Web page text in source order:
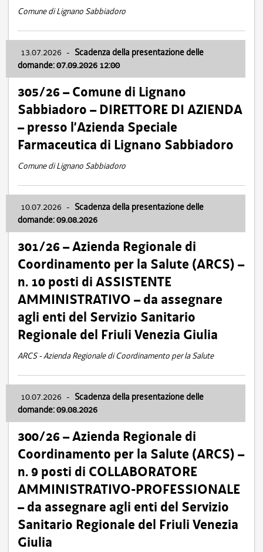
Comune di Lignano Sabbiadoro
13.07.2026 - Scadenza della presentazione delle
domande: 07.09.2026 12:00
305/26 – Comune di Lignano
Sabbiadoro – DIRETTORE DI AZIENDA
– presso l’Azienda Speciale
Farmaceutica di Lignano Sabbiadoro
Comune di Lignano Sabbiadoro
10.07.2026 - Scadenza della presentazione delle
domande: 09.08.2026
301/26 – Azienda Regionale di
Coordinamento per la Salute (ARCS) –
n. 10 posti di ASSISTENTE
AMMINISTRATIVO – da assegnare
agli enti del Servizio Sanitario
Regionale del Friuli Venezia Giulia
ARCS - Azienda Regionale di Coordinamento per la Salute
10.07.2026 - Scadenza della presentazione delle
domande: 09.08.2026
300/26 – Azienda Regionale di
Coordinamento per la Salute (ARCS) –
n. 9 posti di COLLABORATORE
AMMINISTRATIVO-PROFESSIONALE
– da assegnare agli enti del Servizio
Sanitario Regionale del Friuli Venezia
Giulia